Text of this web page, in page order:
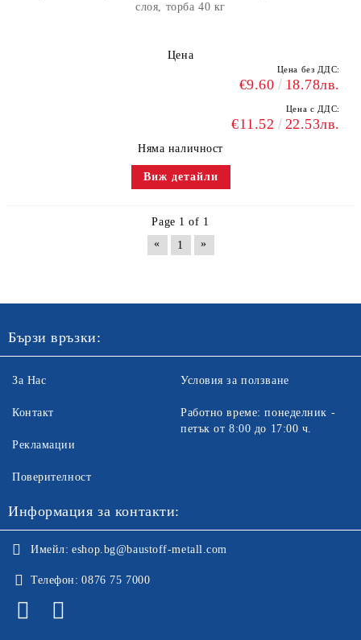
слоя, торба 40 кг
Цена
Цена без ДДС:
€9.60 18.78лв.
Цена с ДДС:
€11.52 22.53лв.
Няма наличност
Виж детайли
Page 1 of 1
«
1 »
Бързи връзки:
За Нас
Контакт
Рекламации
Поверителност
Условия за ползване
Работно време: понеделник -
петък от 8:00 до 17:00 ч.
Информация за контакти:
Имейл: eshop.bg@baustoff-metall.com
Телефон: 0876 75 7000